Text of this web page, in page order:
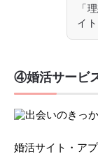
「
イ
④婚活サービ
婚活サイト・ア